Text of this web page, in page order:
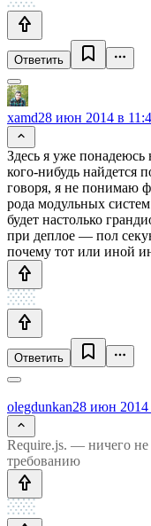
Ответить
xamd28 июн 2014 в
Здесь я уже понадеюсь
кого-нибудь найдется
говоря, я не понимаю
рода модульных
будет настолько
при деплое — пол
почему тот или иной
Ответить
olegdunkan28 июн 2014
Require.js. — ничего не
требованию